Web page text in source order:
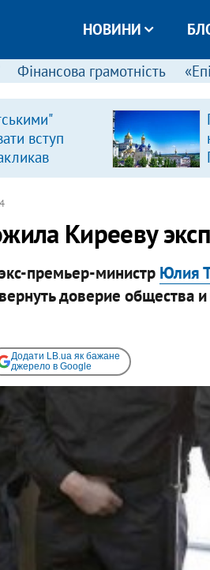
НОВИНИ
Фінансова грамотність
вступ
Кирееву
премьер-министр Юлия
доверие общества
Додати LB.ua як бажане
джерело в Google